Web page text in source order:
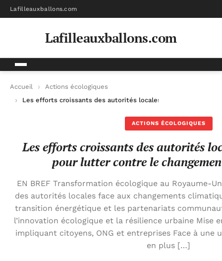
Lafilleauxballons.com
Lafilleauxballons.com
Accueil
Actions écologiques
Les efforts croissants des autorités locales britanniques
ACTIONS ÉCOLOGIQUES
Les efforts croissants des autorités
pour lutter contre le
EN BREF Transformation écologique au Royaume-
des autorités locales face aux changements
transition énergétique et les partenariats
l’innovation écologique et la résilience urbaine Mise
impliquant citoyens, ONG et entreprises Face à une
en plus […]